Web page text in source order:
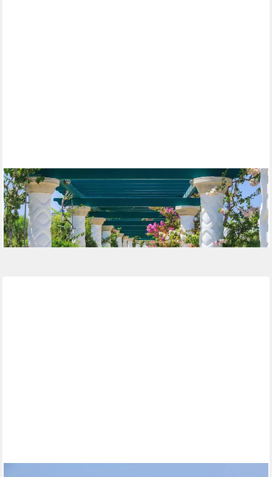
PAPERMOON
Fototapete PERGOLA-TERME KALITHEA GRIECHENLAND
SÄULEN BLUMEN SONNE
ab 22,87 €
lieferbar - in 2-3 Werktagen bei dir